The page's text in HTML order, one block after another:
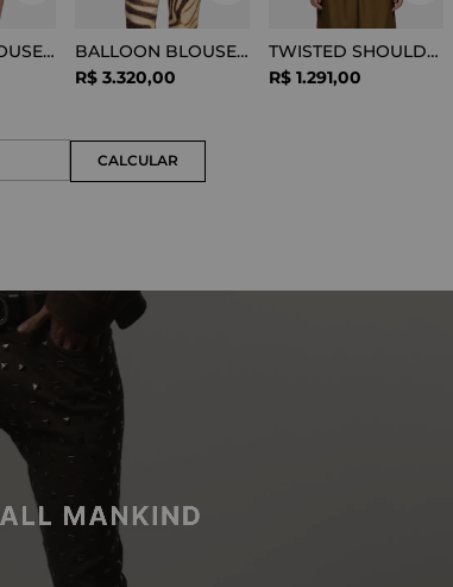
BALLOON BLOUSE SILK OPTICAL WHITE
BALLOON BLOUSE VISCOSE SNAKE
R$ 3.320,00
TWISTED SHOULDER TEE LYOCELL BLACK
R$ 1.291,00